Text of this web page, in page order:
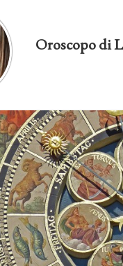
Oroscopo di